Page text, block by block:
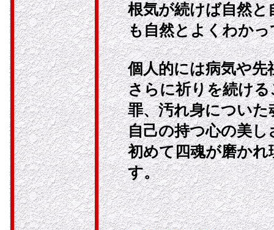
根気が続けば自然
も自然とよくわか
個人的には病気や
さらに祈りを続け
罪、汚れ身につい
自己の持つ心の美
初めて四魂が磨か
す。